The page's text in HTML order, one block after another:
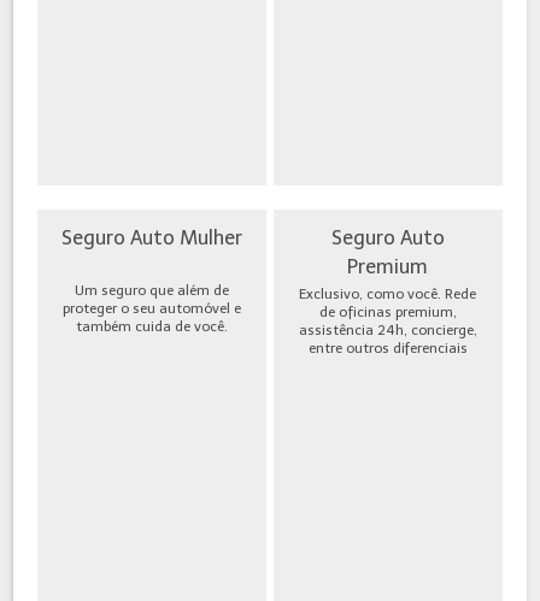
Seguro Auto Mulher
Um seguro que além de
proteger o seu automóvel e
também cuida de você.
Seguro Auto
Premium
Exclusivo, como você. Rede
de oficinas premium,
assistência 24h, concierge,
entre outros diferenciais